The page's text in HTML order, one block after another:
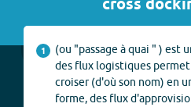
cross
1
(ou "passage à quai " ) est
des flux logistiques
croiser (d'où son nom) en
forme, des flux